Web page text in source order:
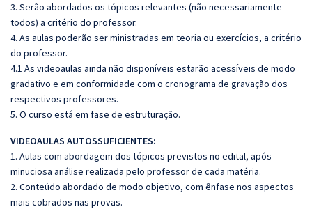
3. Serão abordados os tópicos relevantes (não necessariamente
todos) a critério do professor.
4. As aulas poderão ser ministradas em teoria ou exercícios, a critério
do professor.
4.1 As videoaulas ainda não disponíveis estarão acessíveis de modo
gradativo e em conformidade com o cronograma de gravação dos
respectivos professores.
5. O curso está em fase de estruturação.
VIDEOAULAS AUTOSSUFICIENTES:
1. Aulas com abordagem dos tópicos previstos no edital, após
minuciosa análise realizada pelo professor de cada matéria.
2. Conteúdo abordado de modo objetivo, com ênfase nos aspectos
mais cobrados nas provas.